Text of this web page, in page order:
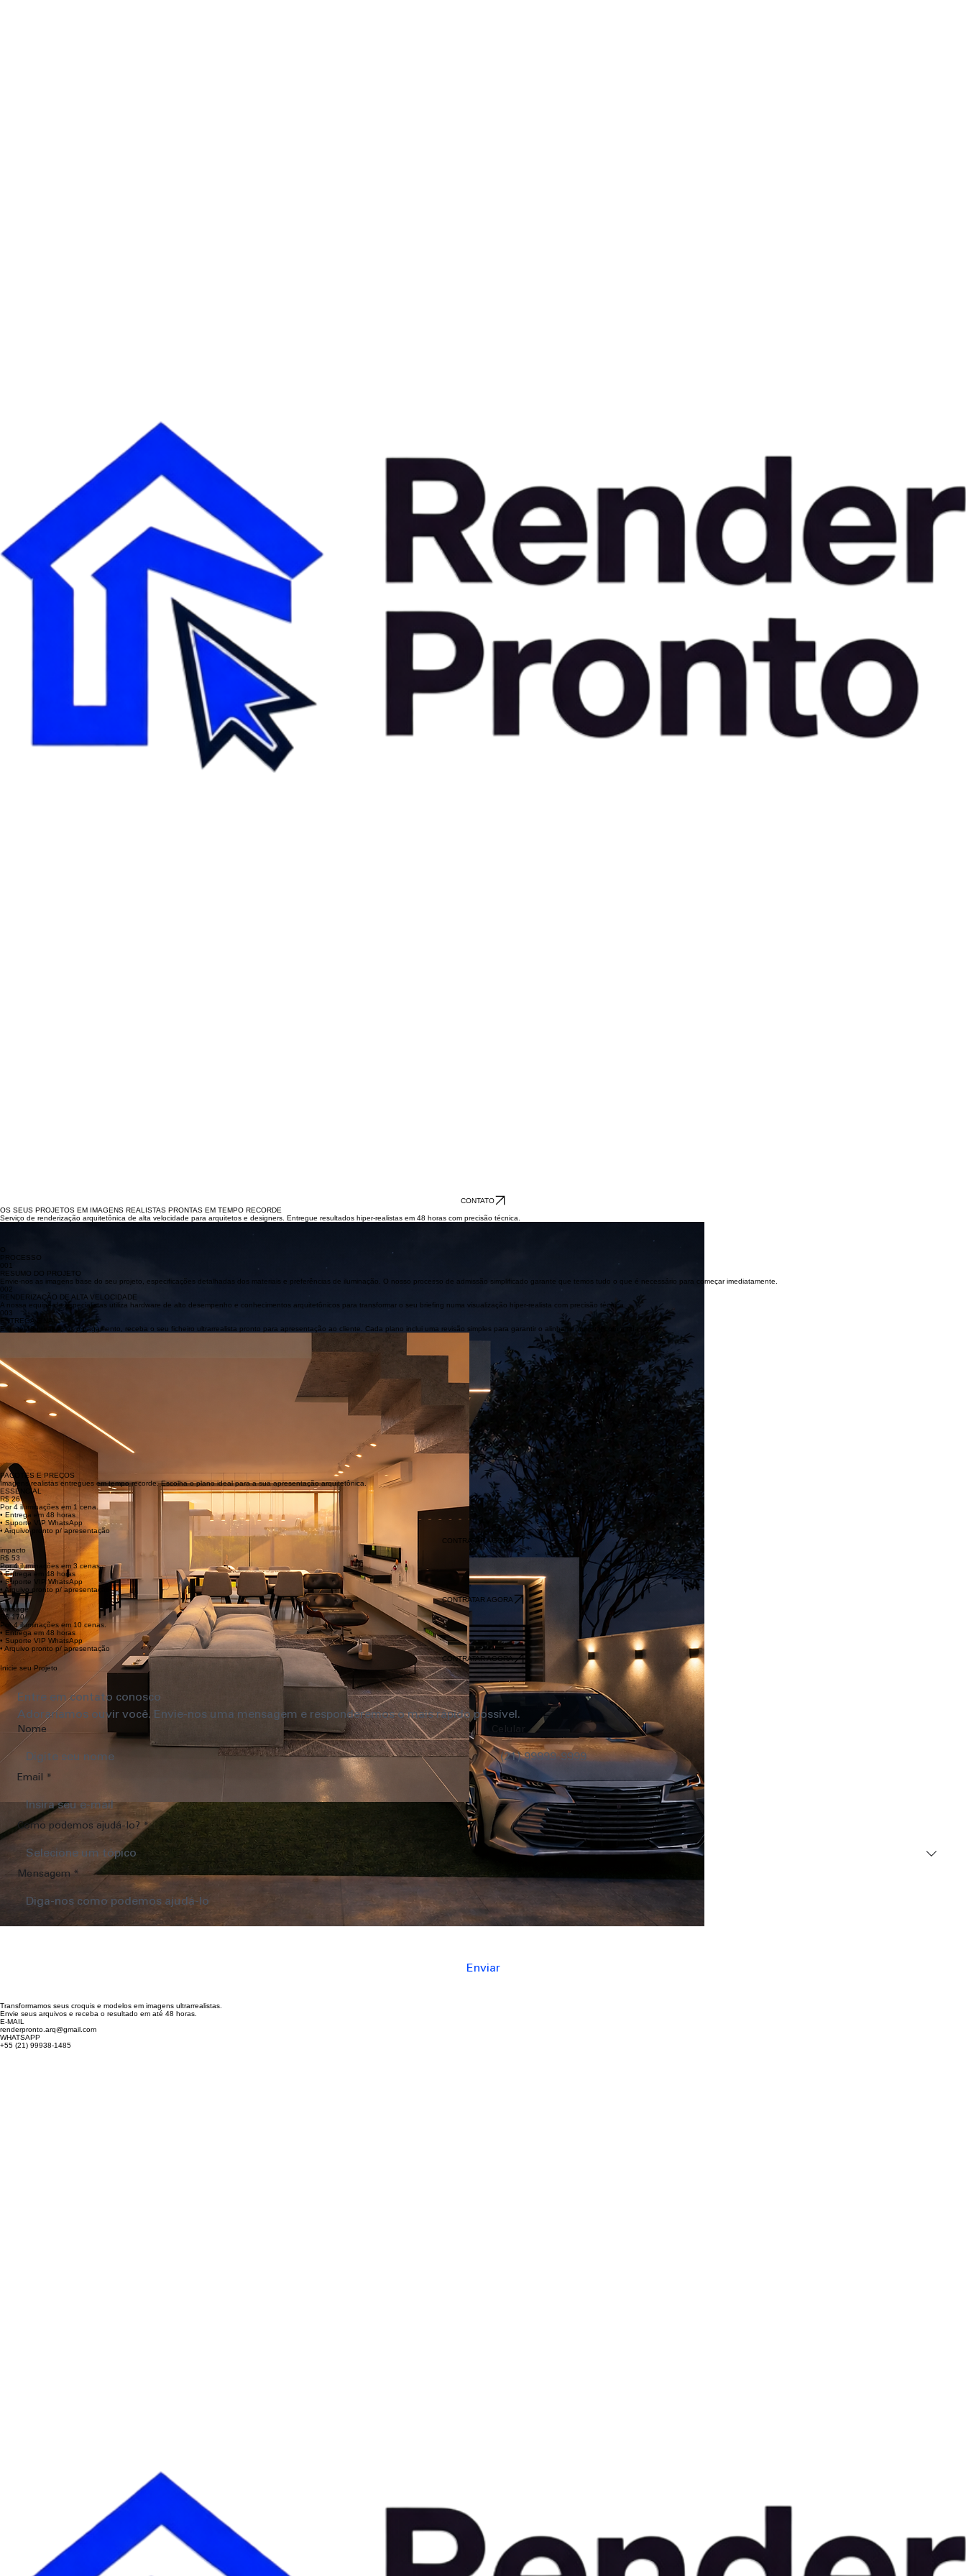
CONTATO
TARDE
NOITE
O
PROCESSO
001
RESUMO DO PROJETO
Envie-nos as imagens base do seu projeto, especificações detalhadas dos materiais e preferências de iluminação. O nosso processo de admissão simplificado garante que temos tudo o que é necessário para começar imediatamente.
002
RENDERIZAÇÃO DE ALTA VELOCIDADE
A nossa equipe de especialistas utiliza hardware de alto desempenho e conhecimentos arquitetônicos para transformar o seu briefing numa visualização hiper-realista com precisão técnica.
003
Em até 48 horas após o pagamento, receba o seu ficheiro ultrarrealista pronto para apresentação ao cliente. Cada plano inclui uma revisão simples para garantir o alinhamento total com a sua visão.
Ultrarrealismo Arquitetônico
Capture cada detalhe e material com uma fidelidade visual impressionante, projetada para vender suas ideias com precisão técnica.
Entrega em Tempo Recorde
Seus projetos prontos em 24 a 48 horas. Velocidade máxima para acompanhar o ritmo acelerado das apresentações profissionais.
Acessibilidade Profissional
Qualidade de alto nível com preços competitivos, acessíveis tanto para arquitetos estabelecidos quanto para estudantes de interiores.
PACOTES E PREÇOS
Imagens realistas entregues em tempo recorde. Escolha o plano ideal para a sua apresentação arquitetônica.
ESSENCIAL
R$ 26
Por 4 iluminações em 1 cena.
• Entrega em 48 horas
• Suporte VIP WhatsApp
• Arquivo pronto p/ apresentação
impacto
R$ 53
Por 4 iluminações em 3 cenas.
• Entrega em 48 horas
• Suporte VIP WhatsApp
• Arquivo pronto p/ apresentação
CONTRATAR AGORA
package
R$ 170
Por 4 iluminações em 10 cenas.
• Entrega em 48 horas
• Suporte VIP WhatsApp
• Arquivo pronto p/ apresentação
CONTRATAR AGORA
Inicie seu Projeto
Entre em contato conosco
Adoraríamos ouvir você. Envie-nos uma mensagem e responderemos o mais rápido possível.
Nome Celular
Email
Como podemos ajudá-lo?
Selecione um tópico
Mensagem
Transformamos seus croquis e modelos em imagens ultrarrealistas.
Envie seus arquivos e receba o resultado em até 48 horas.
E-MAIL
renderpronto.arq@gmail.com